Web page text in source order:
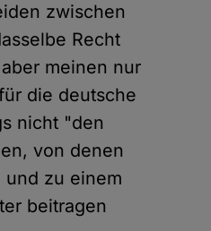
zwischen
Recht
meinen nur
die deutsche
nicht "den
von denen
und zu einem
beitragen